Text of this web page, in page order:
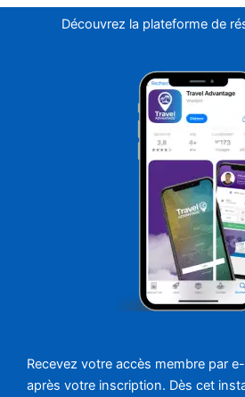
Découvrez la plateforme de
Recevez votre accès membre par
après votre inscription. Dès cet